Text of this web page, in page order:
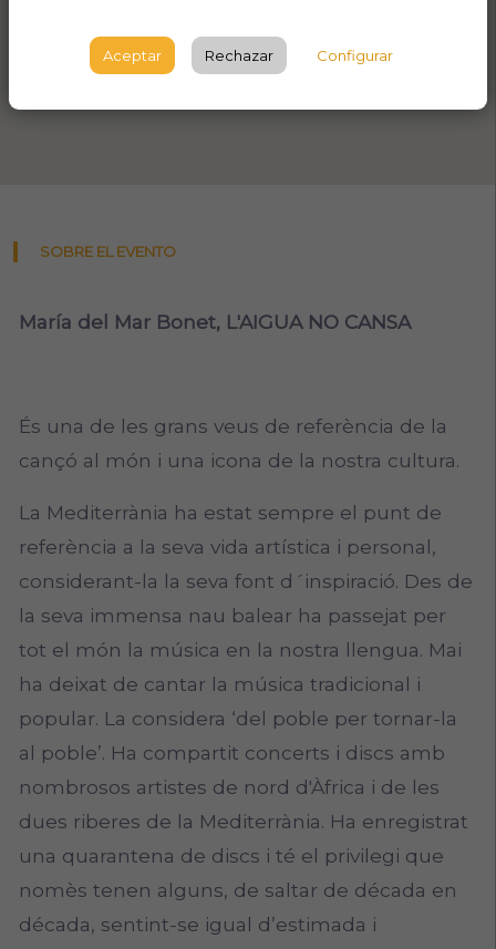
SOBRE EL EVENTO
María del Mar Bonet, L'AIGUA NO CANSA
És una de les grans veus de referència de la
cançó al món i una icona de la nostra cultura.
La Mediterrània ha estat sempre el punt de
referència a la seva vida artística i personal,
considerant-la la seva font d´inspiració. Des de
la seva immensa nau balear ha passejat per
tot el món la música en la nostra llengua. Mai
ha deixat de cantar la música tradicional i
popular. La considera ‘del poble per tornar-la
al poble’. Ha compartit concerts i discs amb
nombrosos artistes de nord d'Àfrica i de les
dues riberes de la Mediterrània. Ha enregistrat
una quarantena de discs i té el privilegi que
nomès tenen alguns, de saltar de década en
década, sentint-se igual d’estimada i
Aceptar Rechazar Configurar